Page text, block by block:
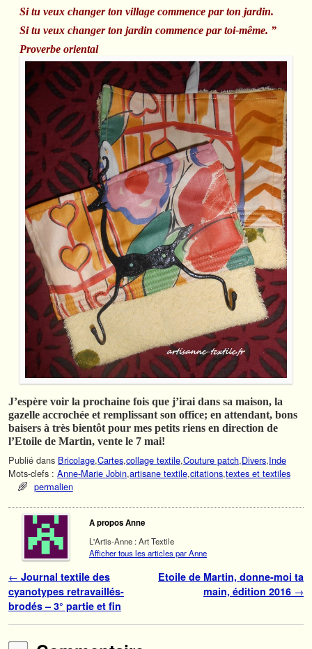
Si tu veux changer ton village commence par ton jardin.
Si tu veux changer ton jardin commence par toi-même. ”
Proverbe oriental
J’espère voir la prochaine fois que j’irai dans sa maison, la
gazelle accrochée et remplissant son office; en attendant, bons
baisers à très bientôt pour mes petits riens en direction de
l’Etoile de Martin, vente le 7 mai!
Publié dans Bricolage,Cartes,collage textile,Couture patch,Divers,Inde
Mots-clefs : Anne-Marie Jobin,artisane textile,citations,textes et textiles
permalien
A propos Anne
L'Artis-Anne : Art Textile
Afficher tous les articles par Anne
Navigation des articles
← Journal textile des
cyanotypes retravaillés-
brodés – 3° partie et fin
Etoile de Martin, donne-moi ta
main, édition 2016 →